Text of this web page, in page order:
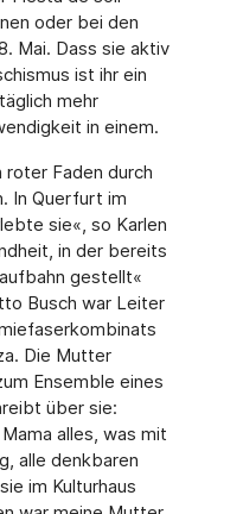
oder bei den
Mai. Dass sie ak­tiv
ist ihr ein
mehr
in einem.
roter Faden durch
In Querfurt im
sie«, so Karlen
in der bereits
gestellt«
Busch war Leiter
Die Mutter
Ensemble eines
über sie:
alles, was mit
alle denk­baren
im Kulturhaus